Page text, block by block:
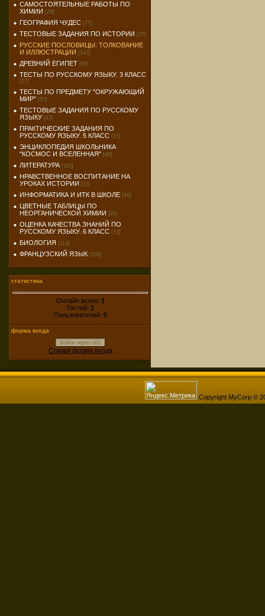
САМОСТОЯТЕЛЬНЫЕ РАБОТЫ ПО
ХИМИИ [28]
ГЕОГРАФИЯ ЧУДЕС [77]
ТЕСТОВЫЕ ЗАДАНИЯ ПО ИСТОРИИ [35]
РУССКИЕ ПОСЛОВИЦЫ: ТОЛКОВАНИЕ
И ИЛЛЮСТРАЦИИ [143]
ДРЕВНИЙ ЕГИПЕТ [65]
ТЕСТЫ ПО РУССКОМУ ЯЗЫКУ. 3 КЛАСС
[27]
ТЕСТЫ ПО ПРЕДМЕТУ "ОКРУЖАЮЩИЙ
МИР" [50]
ТЕСТОВЫЕ ЗАДАНИЯ ПО РУССКОМУ
ЯЗЫКУ [43]
ПРАКТИЧЕСКИЕ ЗАДАНИЯ ПО
РУССКОМУ ЯЗЫКУ. 5 КЛАСС [15]
ЭНЦИКЛОПЕДИЯ ШКОЛЬНИКА
"КОСМОС И ВСЕЛЕННАЯ" [46]
ЛИТЕРАТУРА [110]
НРАВСТВЕННОЕ ВОСПИТАНИЕ НА
УРОКАХ ИСТОРИИ [23]
ИНФОРМАТИКА И ИТК В ШКОЛЕ [49]
ЦВЕТНЫЕ ТАБЛИЦЫ ПО
НЕОРГАНИЧЕСКОЙ ХИМИИ [95]
ОЦЕНКА КАЧЕСТВА ЗНАНИЙ ПО
РУССКОМУ ЯЗЫКУ. 6 КЛАСС [13]
БИОЛОГИЯ [114]
ФРАНЦУЗСКИЙ ЯЗЫК [200]
статистика
Онлайн всего: 1
Гостей: 1
Пользователей: 0
форма входа
Войти через uID
Старая форма входа
Copyright MyCorp ©